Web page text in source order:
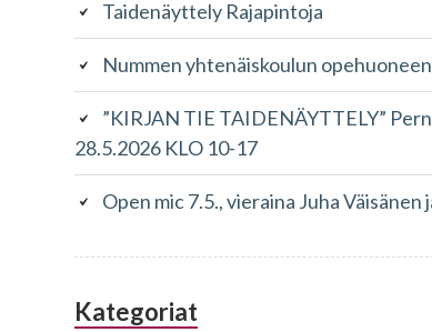
Taidenäyttely Rajapintoja
Nummen yhtenäiskoulun
”KIRJAN TIE TAIDENÄYTTELY”
28.5.2026 KLO 10-17
Open mic 7.5., vieraina Juha Väisänen
Kategoriat